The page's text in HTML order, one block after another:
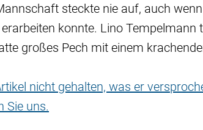
steckte nie auf, auch
konnte. Lino Tempelmann
großes Pech mit einem
nicht gehalten, was er
Sie uns.